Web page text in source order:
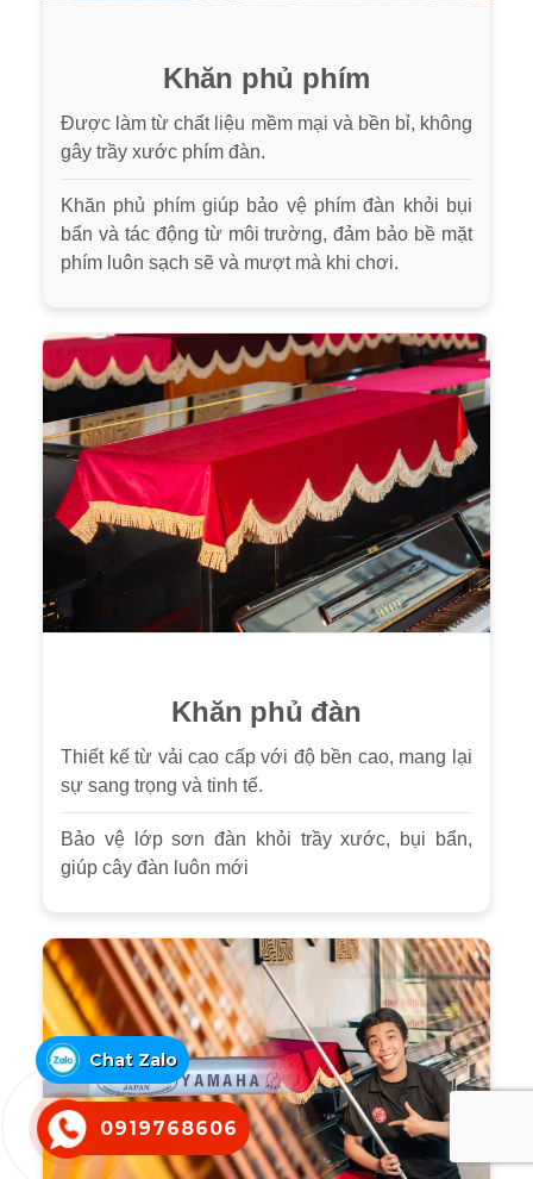
Khăn phủ phím
Được làm từ chất liệu mềm mại và bền bỉ, không
gây trầy xước phím đàn.
Khăn phủ phím giúp bảo vệ phím đàn khỏi bụi
bẩn và tác động từ môi trường, đảm bảo bề mặt
phím luôn sạch sẽ và mượt mà khi chơi.
Khăn phủ đàn
Thiết kế từ vải cao cấp với độ bền cao, mang lại
sự sang trọng và tinh tế.
Bảo vệ lớp sơn đàn khỏi trầy xước, bụi bẩn,
giúp cây đàn luôn mới
0919768606
Chat Zalo